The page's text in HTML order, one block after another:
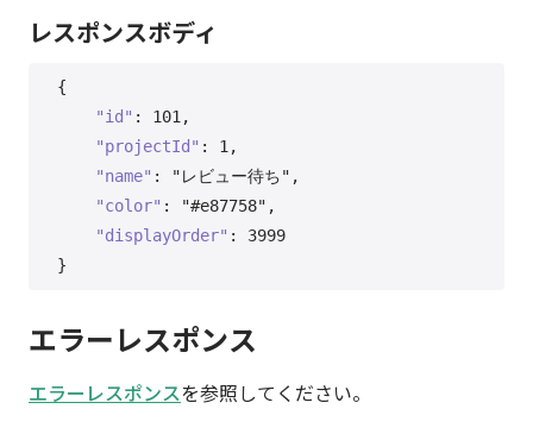
レスポンスボディ
{
"id" : 101 ,
"projectId" : 1 ,
"name" : "レビュー待ち" ,
"color" : "#e87758" ,
"displayOrder" :
3999
}
エラーレスポンス
エラーレスポンスを参照してください。